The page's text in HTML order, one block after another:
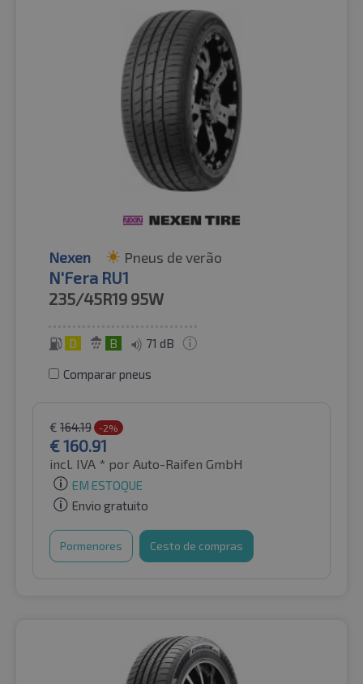
Nexen Pneus de verão
N'Fera RU1
235/45R19 95W
D B 71 dB
Comparar pneus
€ 164.19 -2%
€160.91
incl. IVA * por Auto-Raifen GmbH
EM ESTOQUE
Envio gratuito
Pormenores Cesto de compras